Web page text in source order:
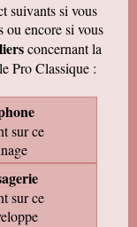
suivants si vous
ou encore si vous
concernant la
Pro Classique :
sur ce
sur ce